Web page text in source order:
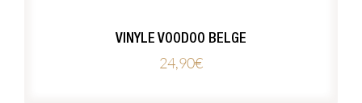
VINYLE VOODOO BELGE
24,90€